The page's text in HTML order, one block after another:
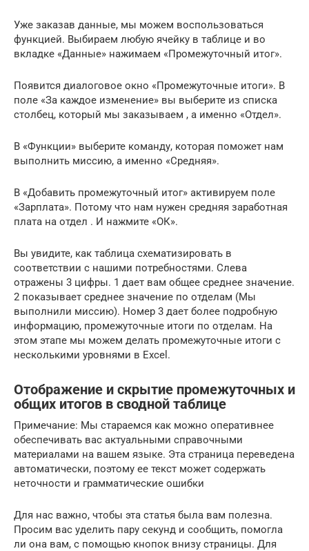
Уже заказав данные, мы можем воспользоваться
функцией. Выбираем любую ячейку в таблице и во
вкладке «Данные» нажимаем «Промежуточный итог».
Появится диалоговое окно «Промежуточные итоги». В
поле «За каждое изменение» вы выберите из списка
столбец, который мы заказываем , а именно «Отдел».
В «Функции» выберите команду, которая поможет нам
выполнить миссию, а именно «Средняя».
В «Добавить промежуточный итог» активируем поле
«Зарплата». Потому что нам нужен средняя заработная
плата на отдел . И нажмите «ОК».
Вы увидите, как таблица схематизировать в
соответствии с нашими потребностями. Слева
отражены 3 цифры. 1 дает вам общее среднее значение.
2 показывает среднее значение по отделам (Мы
выполнили миссию). Номер 3 дает более подробную
информацию, промежуточные итоги по отделам. На
этом этапе мы можем делать промежуточные итоги с
несколькими уровнями в Excel.
Отображение и скрытие промежуточных и
общих итогов в сводной таблице
Примечание: Мы стараемся как можно оперативнее
обеспечивать вас актуальными справочными
материалами на вашем языке. Эта страница переведена
автоматически, поэтому ее текст может содержать
неточности и грамматические ошибки
Для нас важно, чтобы эта статья была вам полезна.
Просим вас уделить пару секунд и сообщить, помогла
ли она вам, с помощью кнопок внизу страницы. Для